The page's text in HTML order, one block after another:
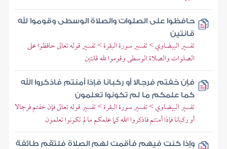
حافظوا على الصلوات والصلاة الوسطى وقوموا لله
قانتين
تفسير البيضاوي > تفسير سورة البقرة > تفسير قوله تعالى حافظوا على
الصلوات والصلاة الوسطى وقوموا لله قانتين
فإن خفتم فرجالا أو ركبانا فإذا أمنتم فاذكروا الله
كما علمكم ما لم تكونوا تعلمون
تفسير البيضاوي > تفسير سورة البقرة > تفسير قوله تعالى فإن خفتم فرجالا
أو ركبانا فإذا أمنتم فاذكروا الله كما علمكم ما لم تكونوا تعلمون
وإذا كنت فيهم فأقمت لهم الصلاة فلتقم طائفة